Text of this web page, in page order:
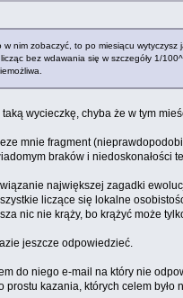
nim zobaczyć, to po miesiącu
bez wdawania się w szczegóły 1/
wycieczkę, chyba że w tym
mnie fragment
braków i niedoskonałości
największej zagadki
liczące się lokalne
nic nie krąży, bo krążyć może
jeszcze odpowiedzieć.
do niego e-mail na który nie
kazania, których celem